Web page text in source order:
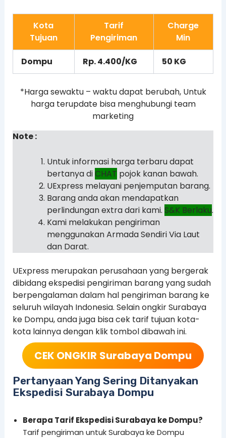
Kota
Tujuan
Tarif
Pengiriman
Charge
Min
Dompu Rp. 4.400/KG 50 KG
*Harga sewaktu – waktu dapat berubah, Untuk
harga terupdate bisa menghubungi team
marketing
Note :
Untuk informasi harga terbaru dapat
bertanya diCHAT pojok kanan bawah.
UExpress melayani penjemputan barang.
Barang anda akan mendapatkan
perlindungan extra dari kami. S&K Berlaku.
Kami melakukan pengiriman
menggunakan Armada Sendiri Via Laut
dan Darat.
UExpress merupakan perusahaan yang bergerak
dibidang ekspedisi pengiriman barang yang sudah
berpengalaman dalam hal pengiriman barang ke
seluruh wilayah Indonesia. Selain ongkir Surabaya
ke Dompu, anda juga bisa cek tarif tujuan kota-
kota lainnya dengan klik tombol dibawah ini.
CEK ONGKIR Surabaya Dompu
Pertanyaan Yang Sering Ditanyakan
Ekspedisi Surabaya Dompu
Berapa Tarif Ekspedisi Surabaya ke Dompu?
Tarif pengiriman untuk Surabaya ke Dompu